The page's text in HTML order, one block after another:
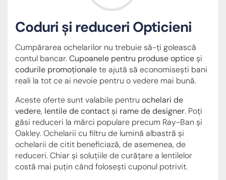
Coduri și reduceri Opticieni
Cumpărarea ochelarilor nu trebuie să-ți golească
contul bancar.Cupoanele pentru produse optice și
codurile promoționalete ajută să economisești bani
reali la tot ce ai nevoie pentru o vedere mai bună.
Aceste oferte sunt valabile pentru ochelari de
vedere, lentile de contact și rame de designer. Poți
găsi reduceri la mărci populare precum Ray-Ban și
Oakley. Ochelarii cu filtru de lumină albastră și
ochelarii de citit beneficiază, de asemenea, de
reduceri. Chiar și soluțiile de curățare a lentilelor
costă mai puțin când folosești cuponul potrivit.